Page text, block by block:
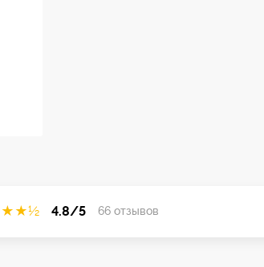
★ ★½ 4.8/5 66 отзывов